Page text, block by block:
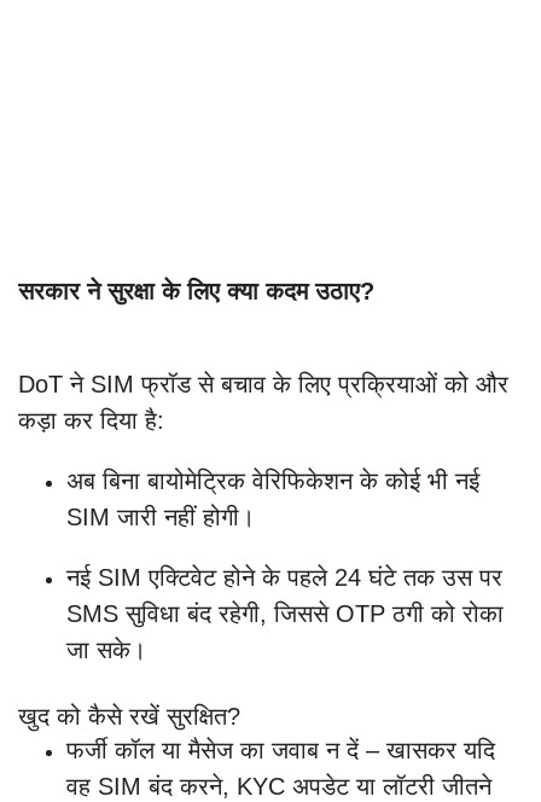
सरकार ने सुरक्षा के लिए क्या कदम उठाए?
DoT ने SIM फ्रॉड से बचाव के लिए प्रक्रियाओं को और
कड़ा कर दिया है:
अब बिना बायोमेट्रिक वेरिफिकेशन के कोई भी नई
SIM जारी नहीं होगी।
नई SIM एक्टिवेट होने के पहले 24 घंटे तक उस पर
SMS सुविधा बंद रहेगी, जिससे OTP ठगी को रोका
जा सके।
खुद को कैसे रखें सुरक्षित?
फर्जी कॉल या मैसेज का जवाब न दें – खासकर यदि
वह SIM बंद करने, KYC अपडेट या लॉटरी जीतने